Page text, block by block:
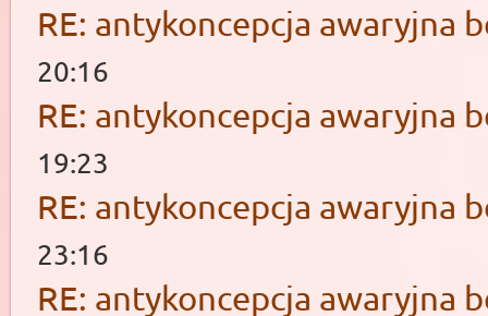
RE: antykoncepcja awaryjna
20:16
RE: antykoncepcja awaryjna
19:23
RE: antykoncepcja awaryjna
23:16
RE: antykoncepcja awaryjna